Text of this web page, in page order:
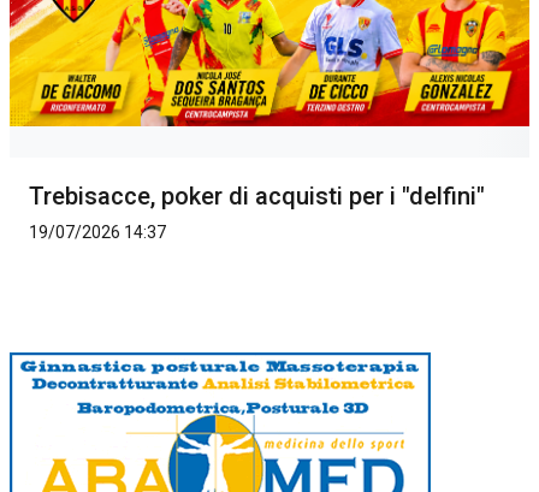
Trebisacce, poker di acquisti per i "delfini"
19/07/2026 14:37